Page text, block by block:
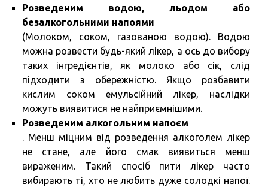
Розведеним водою, льодом або
безалкогольними напоями
(Молоком, соком, газованою водою). Водою
можна розвести будь-який лікер, а ось до вибору
таких інгредієнтів, як молоко або сік, слід
підходити з обережністю. Якщо розбавити
кислим соком емульсійний лікер, наслідки
можуть виявитися не найприємнішими.
Розведеним алкогольним напоєм
. Менш міцним від розведення алкоголем лікер
не стане, але його смак виявиться менш
вираженим. Такий спосіб пити лікер часто
вибирають ті, хто не любить дуже солодкі напої.